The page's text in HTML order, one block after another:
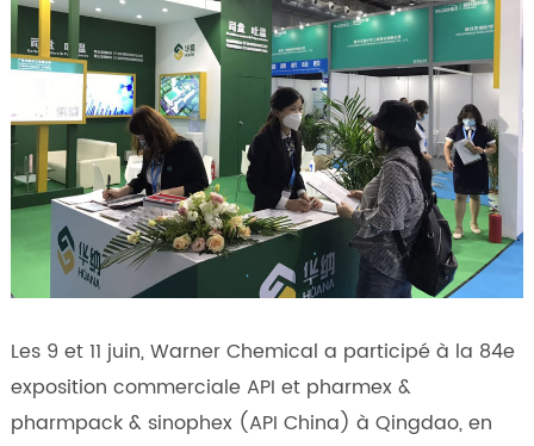
Les 9 et 11 juin, Warner Chemical a participé à la 84e
exposition commerciale API et pharmex &
pharmpack & sinophex (API China) à Qingdao, en